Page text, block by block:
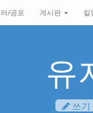
/공포 게시판 킬
유
쓰기